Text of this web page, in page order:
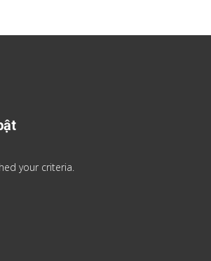
your criteria.